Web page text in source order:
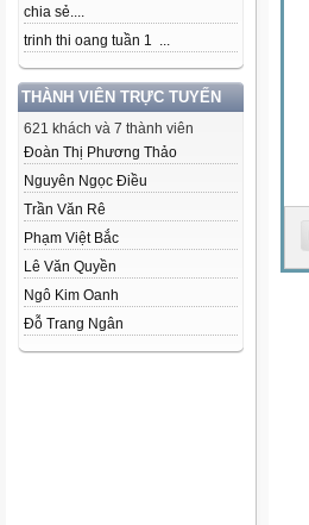
chia sẻ....
trinh thi oang tuần 1 ...
THÀNH VIÊN TRỰC TUYẾN
621 khách và 7 thành viên
Đoàn Thị Phương Thảo
Nguyên Ngọc Điều
Trần Văn Rê
Phạm Việt Bắc
Lê Văn Quyền
Ngô Kim Oanh
Đỗ Trang Ngân